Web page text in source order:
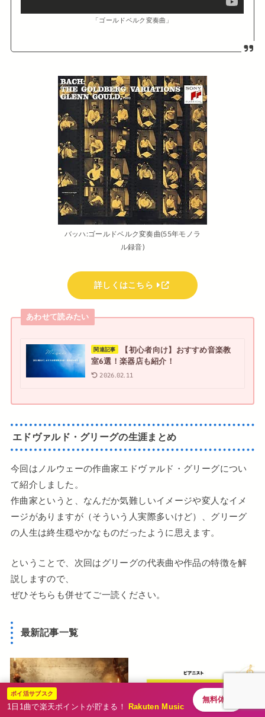
「ゴールドベルク変奏曲」
バッハ:ゴールドベルク変奏曲(55年モノラ
ル録音)
詳しくはこちら
あわせて読みたい
関連記事
【初心者向け】おすすめ音楽教
室6選！楽器店も紹介！
2026.02.11
エドヴァルド・グリーグの生涯まとめ
今回はノルウェーの作曲家エドヴァルド・グリーグについ
て紹介しました。
作曲家というと、なんだか気難しいイメージや変人なイメ
ージがありますが（そういう人実際多いけど）、グリーグ
の人生は終生穏やかなものだったように思えます。
ということで、次回はグリーグの代表曲や作品の特徴を解
説しますので、
ぜひそちらも併せてご一読ください。
最新記事一覧
ポイ活サブスク
1日1曲で楽天ポイントが貯まる！ Rakuten Music
無料体験